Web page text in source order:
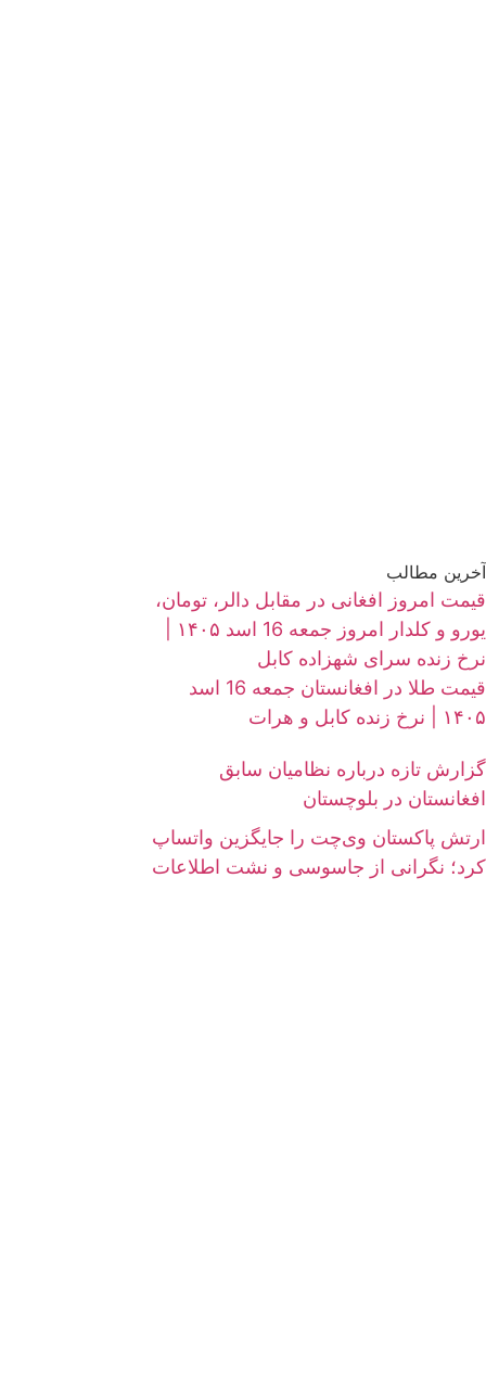
آخرین مطالب
قیمت امروز افغانی در مقابل دالر، تومان،
نرخ زنده سرای شهزاده کابل
قیمت طلا در افغانستان جمعه 16 اسد
۱۴۰۵ | نرخ زنده کابل و هرات
گزارش تازه درباره نظامیان سابق
افغانستان در بلوچستان
ارتش پاکستان وی‌چت را جایگزین واتساپ
کرد؛ نگرانی از جاسوسی و نشت اطلاعات